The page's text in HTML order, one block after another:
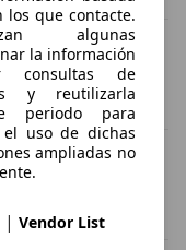
los que contacte.
algunas
la información
consultas de
y reutilizarla
periodo para
el uso de dichas
ampliadas no
| Vendor List